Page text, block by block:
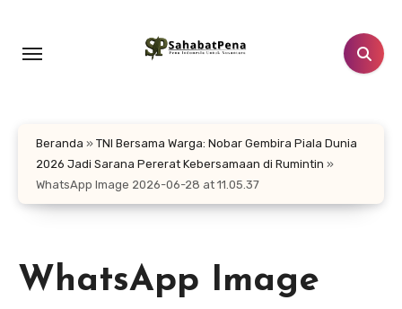
konten
Beranda » TNI Bersama Warga: Nobar Gembira Piala Dunia
2026 Jadi Sarana Pererat Kebersamaan di Rumintin »
WhatsApp Image 2026-06-28 at 11.05.37
WhatsApp Image